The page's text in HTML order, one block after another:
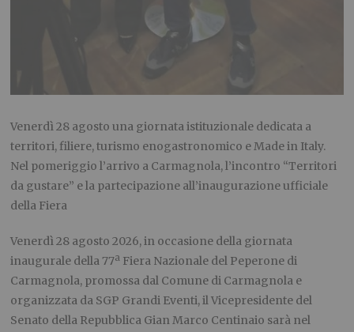
Venerdì 28 agosto una giornata istituzionale dedicata a
territori, filiere, turismo enogastronomico e Made in Italy.
Nel pomeriggio l’arrivo a Carmagnola, l’incontro “Territori
da gustare” e la partecipazione all’inaugurazione ufficiale
della Fiera
Venerdì 28 agosto 2026, in occasione della giornata
inaugurale della 77ª Fiera Nazionale del Peperone di
Carmagnola, promossa dal Comune di Carmagnola e
organizzata da SGP Grandi Eventi,ilVicepresidente del
Senato della Repubblica Gian Marco Centinaio sarà nel